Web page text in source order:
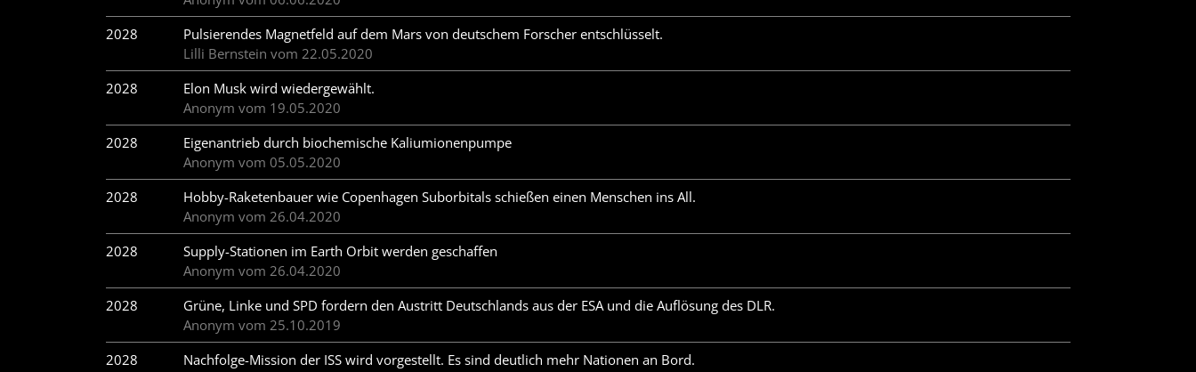
2028
Pulsierendes Magnetfeld auf dem Mars von deutschem Forscher entschlüsselt.
Lilli Bernstein vom 22.05.2020
2028
Elon Musk wird wiedergewählt.
Anonym vom 19.05.2020
2028
Eigenantrieb durch biochemische Kaliumionenpumpe
Anonym vom 05.05.2020
2028
Hobby-Raketenbauer wie Copenhagen Suborbitals schießen einen Menschen ins All.
Anonym vom 26.04.2020
2028
Supply-Stationen im Earth Orbit werden geschaffen
Anonym vom 26.04.2020
2028
Grüne, Linke und SPD fordern den Austritt Deutschlands aus der ESA und die Auflösung des DLR.
Anonym vom 25.10.2019
2028
Nachfolge-Mission der ISS wird vorgestellt. Es sind deutlich mehr Nationen an Bord.